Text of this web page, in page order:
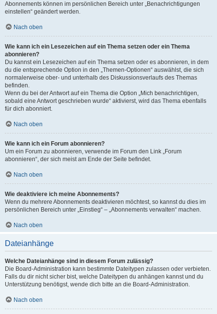
Abonnements können im persönlichen Bereich unter „Benachrichtigungen
einstellen“ geändert werden.
Nach oben
Wie kann ich ein Lesezeichen auf ein Thema setzen oder ein Thema
abonnieren?
Du kannst ein Lesezeichen auf ein Thema setzen oder es abonnieren, in dem
du die entsprechende Option in den „Themen-Optionen“ auswählst, die sich
normalerweise ober- und unterhalb des Diskussionsverlaufs des Themas
befinden.
Wenn du bei der Antwort auf ein Thema die Option „Mich benachrichtigen,
sobald eine Antwort geschrieben wurde“ aktivierst, wird das Thema ebenfalls
für dich abonniert.
Nach oben
Wie kann ich ein Forum abonnieren?
Um ein Forum zu abonnieren, verwende im Forum den Link „Forum
abonnieren“, der sich meist am Ende der Seite befindet.
Nach oben
Wie deaktiviere ich meine Abonnements?
Wenn du mehrere Abonnements deaktivieren möchtest, so kannst du dies im
persönlichen Bereich unter „Einstieg“ – „Abonnements verwalten“ machen.
Nach oben
Dateianhänge
Welche Dateianhänge sind in diesem Forum zulässig?
Die Board-Administration kann bestimmte Dateitypen zulassen oder verbieten.
Falls du dir nicht sicher bist, welche Dateitypen du anhängen kannst und du
Unterstützung benötigst, wende dich bitte an die Board-Administration.
Nach oben